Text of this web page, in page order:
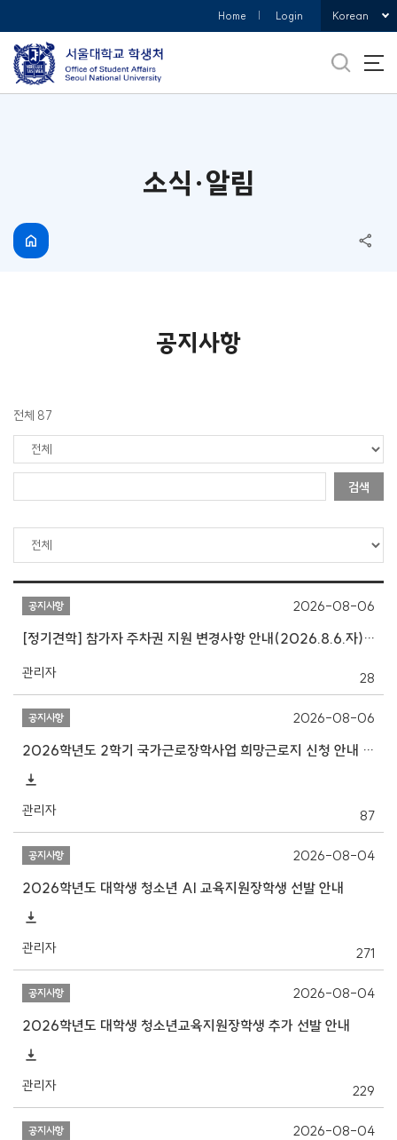
메뉴
Home Login Korean
소식·알림
공지사항
전체 87
검색
공지사항
[정기견학] 참가자 주차권 지원 변경사항 안내(2026.8.6.자)
관리자 28
2026-08-06
공지사항
2026학년도 2학기 국가근로장학사업 희망근로지 신청 안내
관리자 87
2026-08-06
공지사항
2026학년도 대학생 청소년 AI 교육지원장학생 선발 안내
관리자 271
2026-08-04
공지사항
2026학년도 대학생 청소년교육지원장학생 추가 선발 안내
관리자 229
2026-08-04
공지사항 2026-08-04